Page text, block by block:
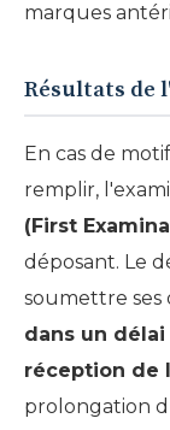
marques
Résultats de
En cas de
remplir,
(First
déposant. Le
soumettre ses
dans un
réception de
prolongation